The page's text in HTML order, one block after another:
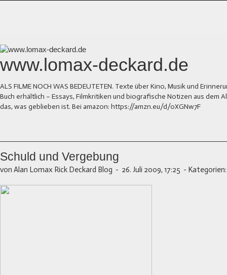
www.lomax-deckard.de
ALS FILME NOCH WAS BEDEUTETEN. Texte über Kino, Musik und
Buch erhältlich – Essays, Filmkritiken und biografische Notizen aus dem
das, was geblieben ist. Bei amazon: https://amzn.eu/d/0XGNw7F
Schuld und Vergebung
von Alan Lomax Rick Deckard Blog - 26. Juli 2009, 17:25 - Kategorien: